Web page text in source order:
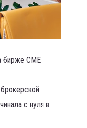
бирже CME
брокерской
с нуля в